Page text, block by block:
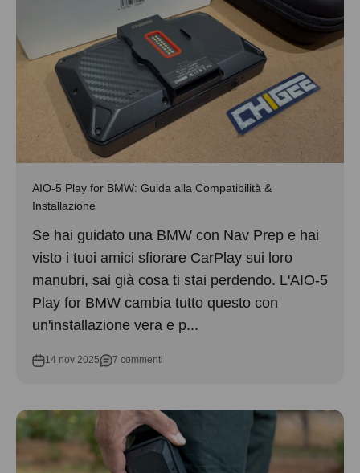
AIO-5 Play for BMW: Guida alla Compatibilità &
Installazione
Se hai guidato una BMW con Nav Prep e hai
visto i tuoi amici sfiorare CarPlay sui loro
manubri, sai già cosa ti stai perdendo. L'AIO-5
Play for BMW cambia tutto questo con
un'installazione vera e p...
14 nov 2025 7 commenti